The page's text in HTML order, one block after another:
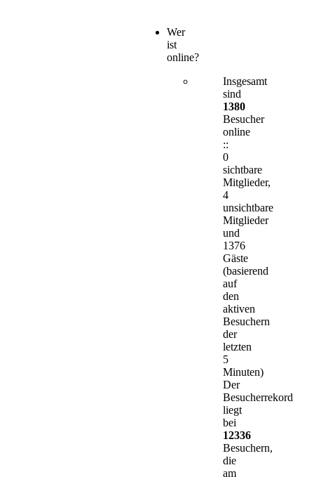
Wer
ist
online?
Insgesamt
sind
1380
Besucher
online
::
0
sichtbare
Mitglieder,
4
unsichtbare
Mitglieder
und
1376
Gäste
(basierend
auf
den
aktiven
Besuchern
der
letzten
5
Minuten)
Der
Besucherrekord
liegt
bei
12336
Besuchern,
die
am